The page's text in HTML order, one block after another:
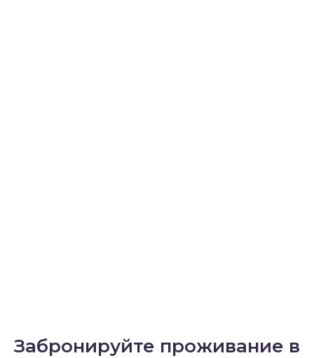
Забронируйте проживание в